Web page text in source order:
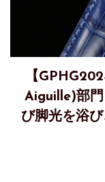
【
Aiguille)部
び脚光を浴
独立系時計メー
名誉ある「小さ